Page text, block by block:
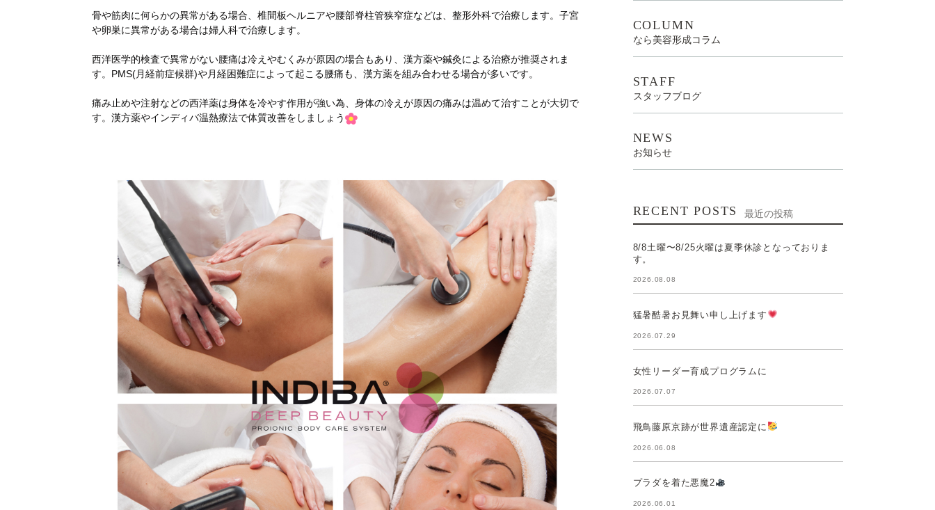
骨や筋肉に何らかの異常がある場合、椎間板ヘルニアや腰部脊柱管狭窄症などは、整形外科で治療します。子宮
や卵巣に異常がある場合は婦人科で治療します。
西洋医学的検査で異常がない腰痛は冷えやむくみが原因の場合もあり、漢方薬や鍼灸による治療が推奨されま
す。PMS(月経前症候群)や月経困難症によって起こる腰痛も、漢方薬を組み合わせる場合が多いです。
痛み止めや注射などの西洋薬は身体を冷やす作用が強い為、身体の冷えが原因の痛みは温めて治すことが大切で
す。漢方薬やインディバ温熱療法で体質改善をしましょう
COLUMN
なら美容形成コラム
STAFF
スタッフブログ
NEWS
お知らせ
RECENT POSTS 最近の投稿
8/8土曜〜8/25火曜は夏季休診となっておりま
す。
2026.08.08
猛暑酷暑お見舞い申し上げます
2026.07.29
女性リーダー育成プログラムに
2026.07.07
飛鳥藤原京跡が世界遺産認定に
2026.06.08
プラダを着た悪魔2
2026.06.01